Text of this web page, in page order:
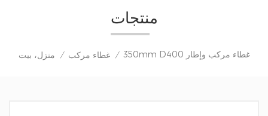
منتجات
منزل، بيت / غطاء مركب / 350mm D400 غطاء مركب وإطار